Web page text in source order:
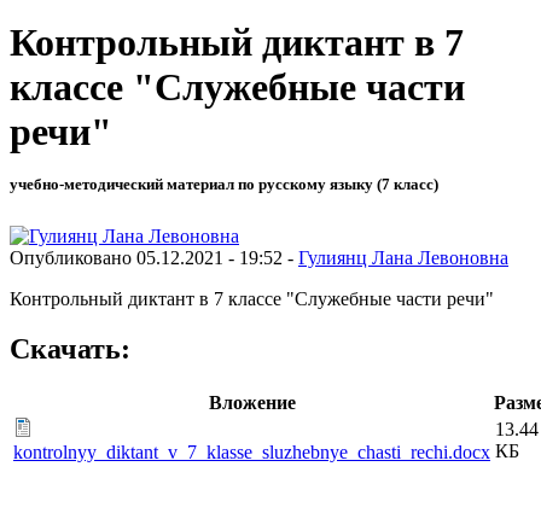
Контрольный диктант в 7
классе "Служебные части
речи"
учебно-методический материал по русскому языку (7 класс)
Опубликовано 05.12.2021 - 19:52 - Гулиянц Лана Левоновна
Контрольный диктант в 7 классе "Служебные части речи"
Скачать:
Вложение
kontrolnyy_diktant_v_7_klasse_sluzhebnye_chasti_rechi.docx
13.44
КБ